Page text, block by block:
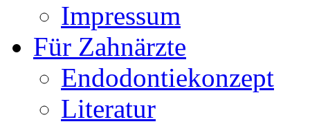
Impressum
Für Zahnärzte
Endodontiekonzept
Literatur